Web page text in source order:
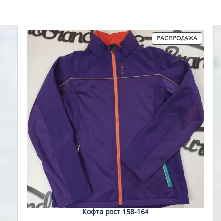
РАСПРОДАЖА
ТОВАР
Кофта рост 158-164